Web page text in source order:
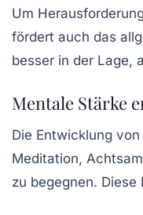
Um
fördert auch das
besser in der Lage,
Mentale Stärke
Die Entwicklung von
Meditation,
zu begegnen.